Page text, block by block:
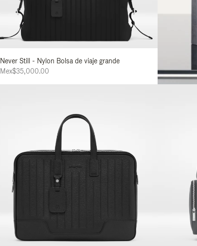
Never Still - Nylon Bolsa de viaje grande
Mex$35,000.00